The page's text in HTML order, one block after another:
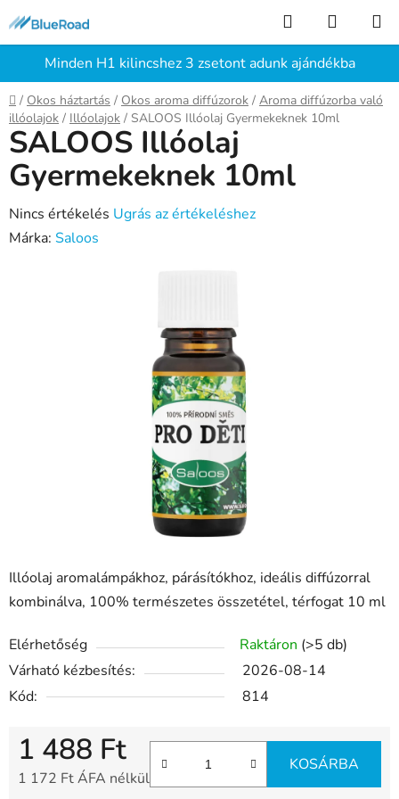
fő
tartalomhozMinden H1 kilincshez 3 zsetont adunk ajándékba
KeresésKOSÁR
Kezdőlap
/ Okos háztartás / Okos aroma diffúzorok / Aroma diffúzorba való
illóolajok / Illóolajok / SALOOS Illóolaj Gyermekeknek 10ml
Illóolaj aromalámpákhoz, párásítókhoz, ideális diffúzorral
kombinálva, 100% természetes összetétel, térfogat 10 ml
Elérhetőség Raktáron (>5 db)
Várható kézbesítés:
2026-08-14
Kód:
814
1 488 Ft
1 172 Ft ÁFA nélkül
KOSÁRBA
SALOOS Illóolaj
Gyermekeknek 10ml
A
termék
Nincs értékelés Ugrás az értékeléshez
Márka: Saloos